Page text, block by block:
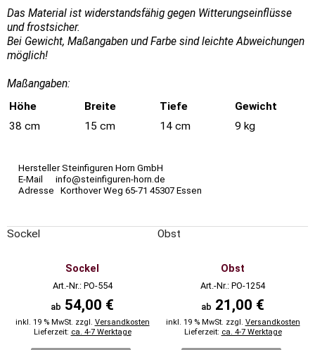
Das Material ist widerstandsfähig gegen Witterungseinflüsse
und frostsicher.
Bei Gewicht, Maßangaben und Farbe sind leichte Abweichungen
möglich!
Maßangaben:
Höhe
Breite Tiefe
Gewicht
38 cm
15 cm 14 cm 9 kg
Hersteller Steinfiguren Horn GmbH
E-Mail info@steinfiguren-horn.de
Adresse Korthover Weg 65-71 45307 Essen
Sockel
Sockel
Art.-Nr.: PO-554
ab 54,00 €
inkl. 19 % MwSt. zzgl. Versandkosten
Lieferzeit: ca. 4-7 Werktage
Obst
Obst
Art.-Nr.: PO-1254
ab 21,00 €
inkl. 19 % MwSt. zzgl. Versandkosten
Lieferzeit: ca. 4-7 Werktage